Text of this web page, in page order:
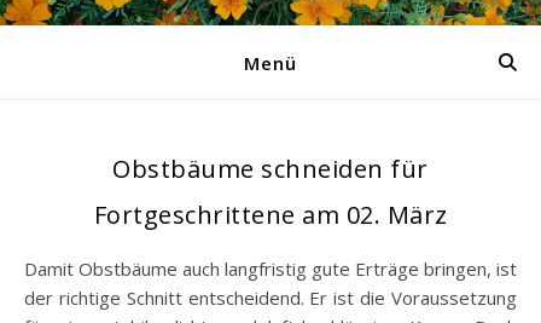
Menü
Obstbäume schneiden für
Fortgeschrittene am 02. März
Damit Obstbäume auch langfristig gute Erträge bringen, ist
der richtige Schnitt entscheidend. Er ist die Voraussetzung